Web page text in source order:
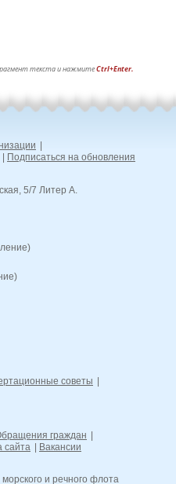
текста и нажмитеCtrl+Enter.
Подписаться на обновления
5/7 Литер А.
советы
граждан
сайта Вакансии
и речного флота